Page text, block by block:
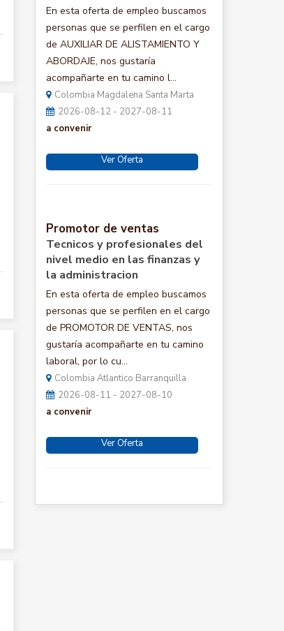
En esta oferta de empleo buscamos
personas que se perfilen en el cargo
de AUXILIAR DE ALISTAMIENTO Y
ABORDAJE, nos gustaría
acompañarte en tu camino l...
Colombia Magdalena Santa Marta
2026-08-12 - 2027-08-11
a convenir
Ver Oferta
Promotor de ventas
Tecnicos y profesionales del
nivel medio en las finanzas y
la administracion
En esta oferta de empleo buscamos
personas que se perfilen en el cargo
de PROMOTOR DE VENTAS, nos
gustaría acompañarte en tu camino
laboral, por lo cu...
Colombia Atlantico Barranquilla
2026-08-11 - 2027-08-10
a convenir
Ver Oferta